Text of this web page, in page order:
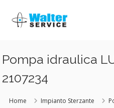
content
Walter
Service
parti
del
veicolo?
Pompa idraulica
2107234
Home Impianto Sterzante